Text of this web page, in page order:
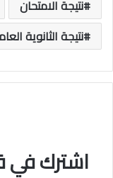
نتيجة الامتحان
نتيجة الثانوية
اشترك في